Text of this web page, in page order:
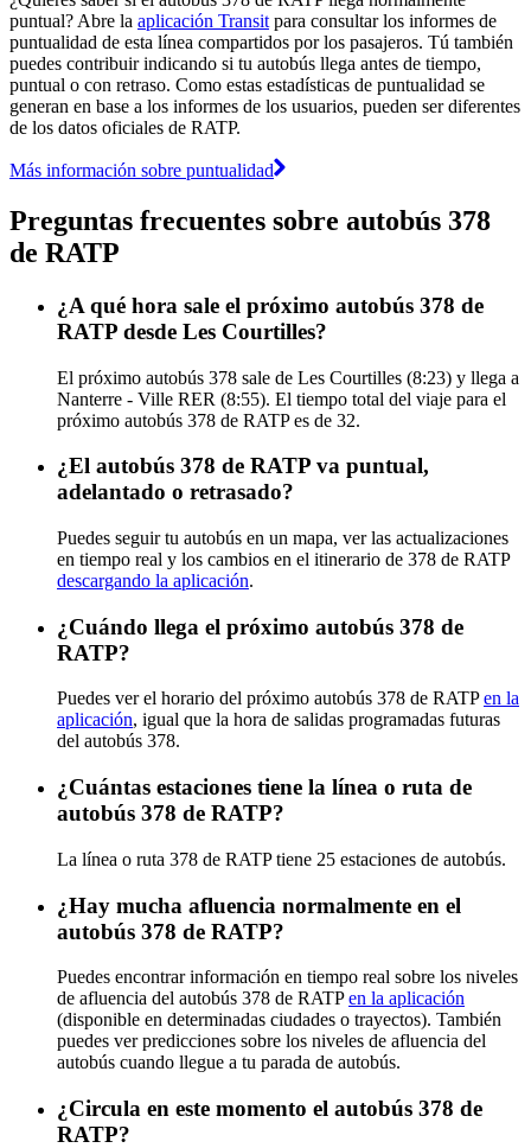
puntual? Abre la aplicación Transit para consultar los informes de
puntualidad de esta línea compartidos por los pasajeros. Tú también
puedes contribuir indicando si tu autobús llega antes de tiempo,
puntual o con retraso. Como estas estadísticas de puntualidad se
generan en base a los informes de los usuarios, pueden ser diferentes
de los datos oficiales de RATP.
Más información sobre puntualidad
Preguntas frecuentes sobre autobús 378
de RATP
¿A qué hora sale el próximo autobús 378 de
RATP desde Les Courtilles?
El próximo autobús 378 sale de Les Courtilles (8:23) y llega a
Nanterre - Ville RER (8:55). El tiempo total del viaje para el
próximo autobús 378 de RATP es de 32.
¿El autobús 378 de RATP va puntual,
adelantado o retrasado?
Puedes seguir tu autobús en un mapa, ver las actualizaciones
en tiempo real y los cambios en el itinerario de 378 de RATP
descargando la aplicación.
¿Cuándo llega el próximo autobús 378 de
RATP?
Puedes ver el horario del próximo autobús 378 de RATPen la
aplicación, igual que la hora de salidas programadas futuras
del autobús 378.
¿Cuántas estaciones tiene la línea o ruta de
autobús 378 de RATP?
La línea o ruta 378 de RATP tiene 25 estaciones de autobús.
¿Hay mucha afluencia normalmente en el
autobús 378 de RATP?
Puedes encontrar información en tiempo real sobre los niveles
de afluencia del autobús 378 de RATPen la aplicación
(disponible en determinadas ciudades o trayectos). También
puedes ver predicciones sobre los niveles de afluencia del
autobús cuando llegue a tu parada de autobús.
¿Circula en este momento el autobús 378 de
RATP?